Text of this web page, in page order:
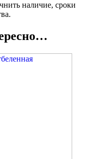
наличие, сроки